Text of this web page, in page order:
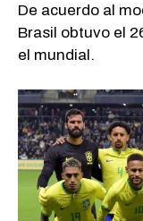
De acuerdo al
Brasil obtuvo el
el mundial.